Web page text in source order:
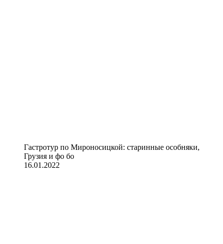
Гастротур по Мироносицкой: старинные особняки,
Грузия и фо бо
16.01.2022